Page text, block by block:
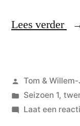
Lees verder
Geplaatst
door
Tom &
Geplaatst
in
Seizoen 1,
Laat een